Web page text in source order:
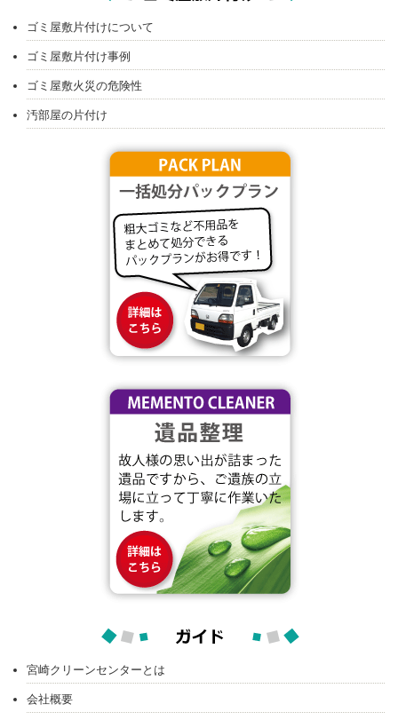
ゴミ屋敷片付けについて
ゴミ屋敷片付け事例
ゴミ屋敷火災の危険性
汚部屋の片付け
宮崎クリーンセンターとは
会社概要